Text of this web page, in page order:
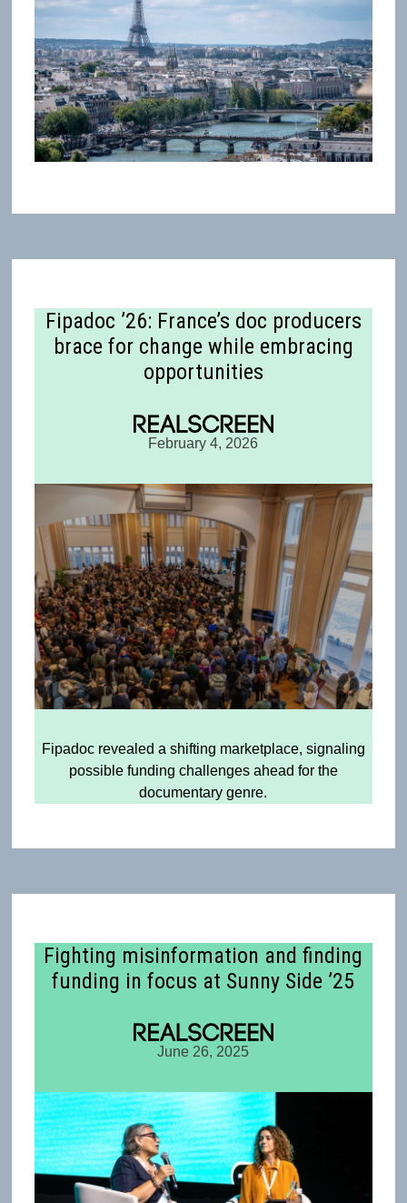
Fipadoc ’26: France’s doc producers
brace for change while embracing
opportunities
February 4, 2026
Fipadoc revealed a shifting marketplace, signaling
possible funding challenges ahead for the
documentary genre.
Fighting misinformation and finding
funding in focus at Sunny Side ’25
June 26, 2025